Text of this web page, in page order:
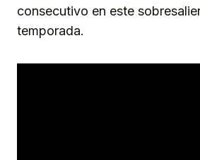
consecutivo en este
temporada.